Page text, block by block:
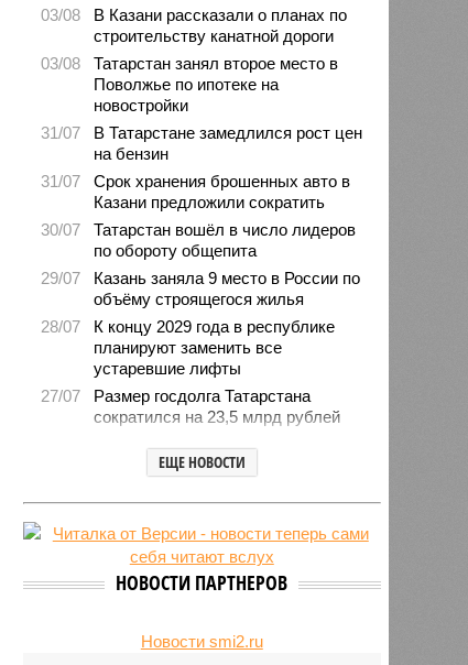
03/08
В Казани рассказали о планах по
строительству канатной дороги
03/08
Татарстан занял второе место в
Поволжье по ипотеке на
новостройки
31/07
В Татарстане замедлился рост цен
на бензин
31/07
Срок хранения брошенных авто в
Казани предложили сократить
30/07
Татарстан вошёл в число лидеров
по обороту общепита
29/07
Казань заняла 9 место в России по
объёму строящегося жилья
28/07
К концу 2029 года в республике
планируют заменить все
устаревшие лифты
27/07
Размер госдолга Татарстана
сократился на 23,5 млрд рублей
Свыше 2,3 млн «квадратов»
нового жилья построили с начала
врезался в дерево и загорелся,
есть погибшие
ЕЩЕ НОВОСТИ
НОВОСТИ ПАРТНЕРОВ
Новости smi2.ru